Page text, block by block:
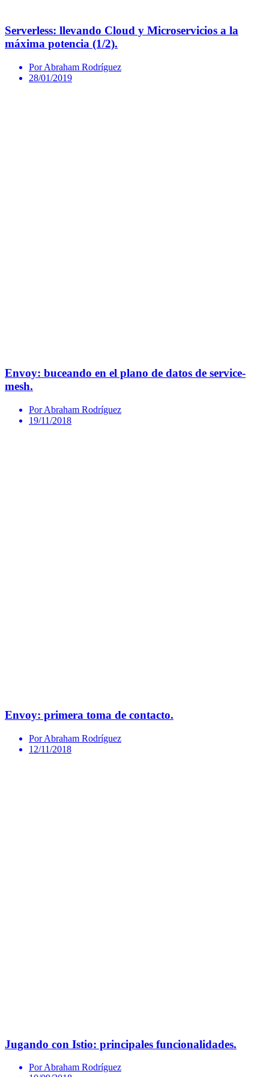
Serverless: llevando Cloud y Microservicios a la
máxima potencia (1/2).
Por Abraham Rodríguez
28/01/2019
Envoy: buceando en el plano de datos de service-
mesh.
Por Abraham Rodríguez
19/11/2018
Envoy: primera toma de contacto.
Por Abraham Rodríguez
12/11/2018
Jugando con Istio: principales funcionalidades.
Por Abraham Rodríguez